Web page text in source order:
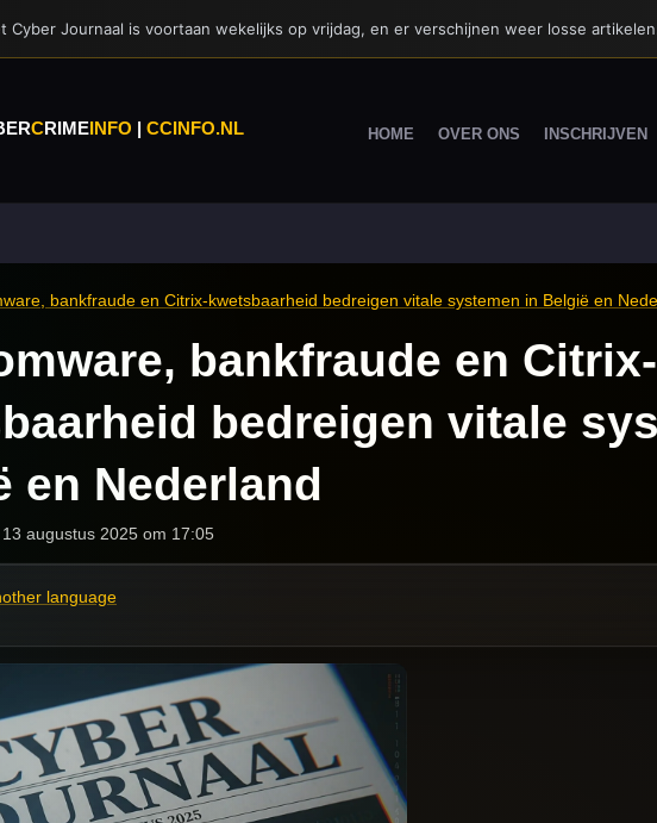
CRIMEINFO | CCINFO.NL HOME OVER ONS INSCHRIJVEN
bankfraude en Citrix-kwetsbaarheid bedreigen vitale systemen in België en
bankfraude en Citrix-
bedreigen vitale
en Nederland
augustus 2025 om 17:05
language
Cyber Journaal is voortaan wekelijks op vrijdag, en er verschijnen weer losse